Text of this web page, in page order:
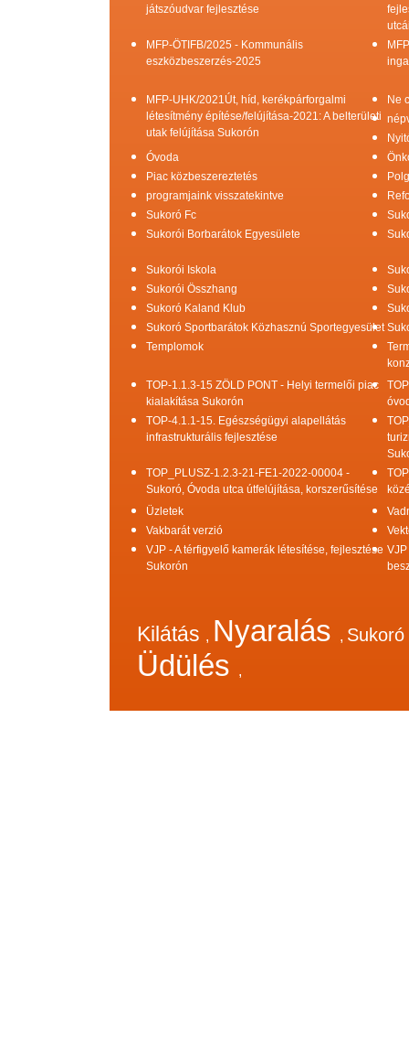
játszóudvar fejlesztése
MFP-ÖTIFB/2025 - Kommunális
eszközbeszerzés-2025
MFP-UHK/2021Út, híd, kerékpárforgalmi
létesítmény építése/felújítása-2021: A belterületi
utak felújítása Sukorón
Ne
Óvoda
Piac közbeszereztetés
programjaink visszatekintve
Sukoró Fc
Sukorói Borbarátok Egyesülete
Sukorói Iskola
Sukorói Összhang
Sukoró Kaland Klub
Sukoró Sportbarátok Közhasznú Sportegyesület
Templomok
TOP-1.1.3-15 ZÖLD PONT - Helyi termelői piac
kialakítása Sukorón
TOP-4.1.1-15. Egészségügyi alapellátás
infrastrukturális fejlesztése
TOP_PLUSZ-1.2.3-21-FE1-2022-00004 -
Sukoró, Óvoda utca útfelújítása, korszerűsítése
Üzletek
Vakbarát verzió
VJP - A térfigyelő kamerák létesítése, fejlesztése
Sukorón
Kilátás , Nyaralás , Sukoró
Üdülés ,